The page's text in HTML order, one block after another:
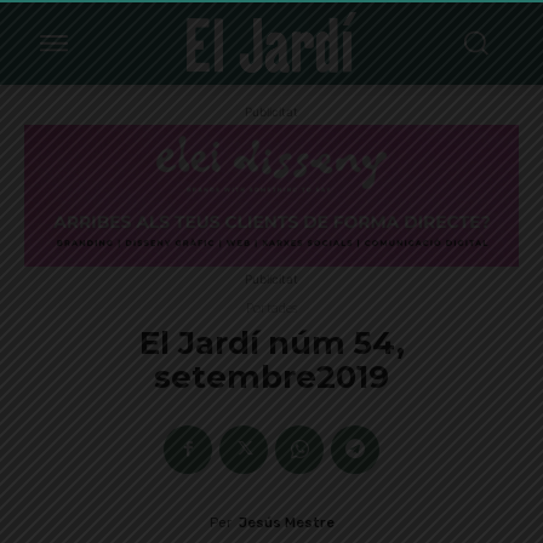
Publicitat
Publicitat
El Jardí núm 54,
setembre2019
Per Jesús Mestre